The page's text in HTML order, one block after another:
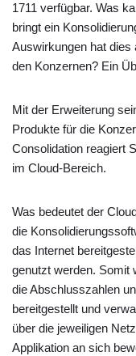
1711 verfügbar. Was
bringt ein
Auswirkungen hat
den Konzernen? Ein
Mit der Erweiterung
Produkte für die
Consolidation reagiert
im Cloud-Bereich.
Was bedeutet der
die
das Internet
genutzt werden. Somit
die Abschlusszahlen
bereitgestellt und
über die jeweiligen
Applikation an sich